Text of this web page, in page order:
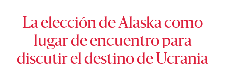
La elección de Alaska como
lugar de encuentro para
discutir el destino de Ucrania